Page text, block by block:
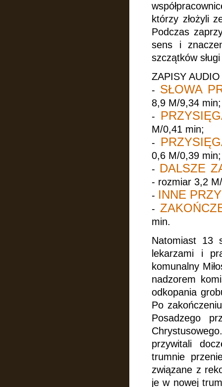
którzy złożyli
Podczas
sens i
szczątków
ZAPISY
- SŁOWA
8,9 M/9,34 min;
-
M/0,41 min;
-
0,6 M/0,39 min;
- DALSZE
- rozmiar 3,2
- INNE
-
min.
Natomiast 13
lekarzami i
komunalny
nadzorem
odkopania
Po
Posadzego
przywitali
trumnie
związane z
je w nowej